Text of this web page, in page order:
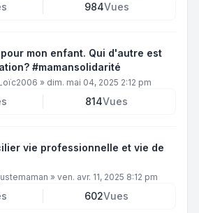
984Vues
mon enfant. Qui d'autre est
#mamansolidarité
» dim. mai 04, 2025 2:12 pm
814Vues
vie professionnelle et vie de
» ven. avr. 11, 2025 8:12 pm
602Vues